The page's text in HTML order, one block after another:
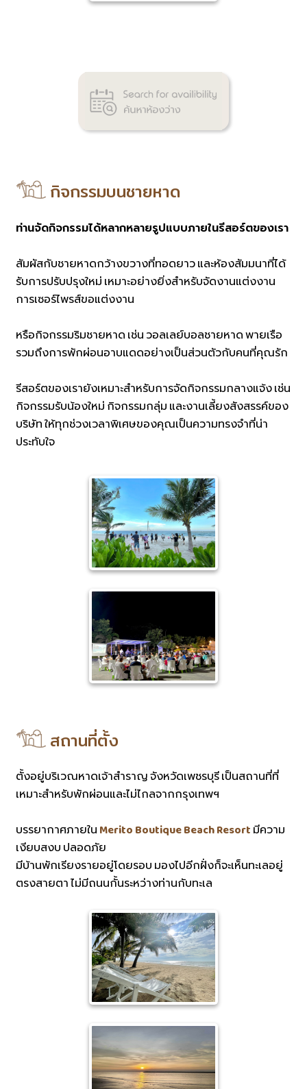
กิจกรรมบนชายหาด
ท่านจัดกิจกรรมได้หลากหลายรูปแบบภายในรีสอร์ตของเรา
สัมผัสกับชายหาดกว้างขวางที่ทอดยาว และห้องสัมมนาที่ได้
รับการปรับปรุงใหม่ เหมาะอย่างยิ่งสำหรับจัดงานแต่งงาน
การเซอร์ไพรส์ขอแต่งงาน
หรือกิจกรรมริมชายหาด เช่น วอลเลย์บอลชายหาด พายเรือ
รวมถึงการพักผ่อนอาบแดดอย่างเป็นส่วนตัวกับคนที่คุณรัก
รีสอร์ตของเรายังเหมาะสำหรับการจัดกิจกรรมกลางแจ้ง เช่น
กิจกรรมรับน้องใหม่ กิจกรรมกลุ่ม และงานเลี้ยงสังสรรค์ของ
บริษัท ให้ทุกช่วงเวลาพิเศษของคุณเป็นความทรงจำที่น่า
ประทับใจ
สถานที่ตั้ง
ตั้งอยู่บริเวณหาดเจ้าสำราญ จังหวัดเพชรบุรี เป็นสถานที่ที่
เหมาะสำหรับพักผ่อนและไม่ไกลจากกรุงเทพฯ
บรรยากาศภายในMerito Boutique Beach Resortมีความ
เงียบสงบ ปลอดภัย
มีบ้านพักเรียงรายอยู่โดยรอบ มองไปอีกฝั่งก็จะเห็นทะเลอยู่
ตรงสายตา ไม่มีถนนกั้นระหว่างท่านกับทะเล